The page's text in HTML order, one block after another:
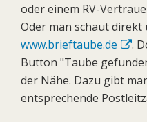
oder einem RV-
Oder man schaut direkt
www.brieftaube.de
.
Button "Taube
der Nähe. Dazu gibt
entsprechende